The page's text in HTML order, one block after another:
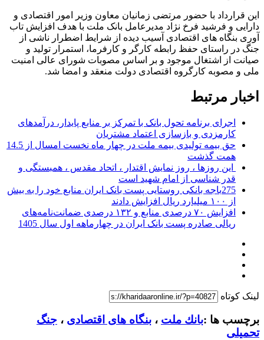
این قرارداد با حضور مرتضی زمانیان معاون وزیر امور اقتصادی و
دارایی و فرشید فرخ نژاد مدیرعامل بانک ملت با هدف افزایش تاب
آوری بنگاه های اقتصادی آسیب دیده از شرایط اضطرار ناشی از
جنگ در راستای حفظ رابطه کارگر و کارفرما، استمرار تولید و
صیانت از اشتغال موجود و بر اساس مصوبات شورای عالی امنیت
ملی و مصوبه کارگروه اقتصادی دولت منعقد و امضا شد.
اخبار مرتبط
اجرای برنامه تحول بانک با تمرکز بر منابع پایدار، درآمدهای
کارمزدی و بازسازی اعتماد مشتریان
حق بیمه تولیدی بیمه ملت در چهار ماه نخست امسال از 14.5
همت گذشت
این روزها ، روز نمایش اقتدار ، اتحاد مقدس ، همبستگی و
قدر شناسی از امام شهید است
275باجه بانکی روستایی پست بانک ایران منابع خود را به بیش
از ۱۰۰ میلیارد ریال افزایش دادند
افزایش ۷۰ درصدی منابع و ۱۳۲ درصدی ضمانت‌نامه‌های
ریالی صادره پست بانک ایران در چهارماهه اول سال 1405
لینک کوتاه
برچسب ها :بانك ملت ، بنگاه های اقتصادی ، جنگ
تحمیلی